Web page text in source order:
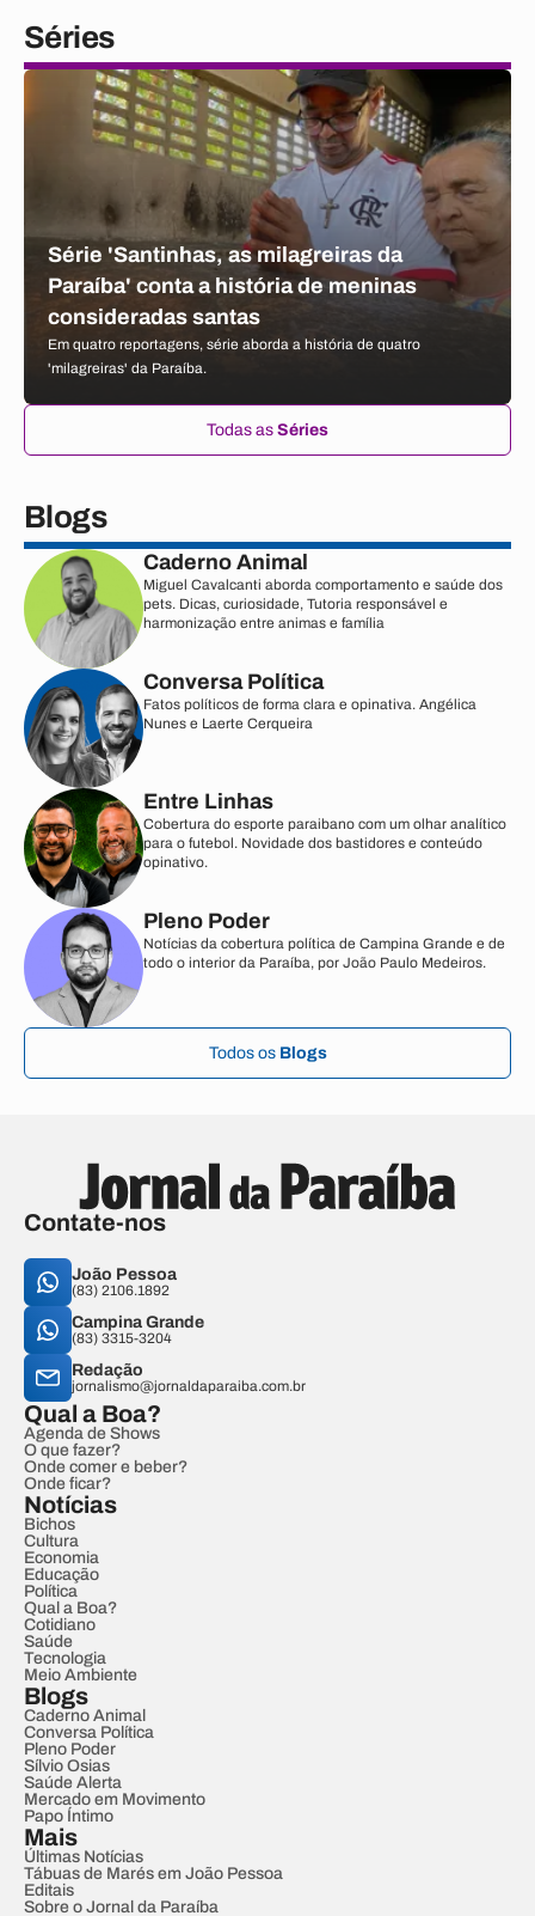
Séries
Série 'Santinhas, as milagreiras da
Paraíba' conta a história de meninas
consideradas santas
Em quatro reportagens, série aborda a história de quatro
'milagreiras' da Paraíba.
Todas as Séries
Blogs
Caderno Animal
Miguel Cavalcanti aborda comportamento e saúde dos
pets. Dicas, curiosidade, Tutoria responsável e
harmonização entre animas e família
Conversa Política
Fatos políticos de forma clara e opinativa. Angélica
Nunes e Laerte Cerqueira
Entre Linhas
Cobertura do esporte paraibano com um olhar analítico
para o futebol. Novidade dos bastidores e conteúdo
opinativo.
Pleno Poder
Notícias da cobertura política de Campina Grande e de
todo o interior da Paraíba, por João Paulo Medeiros.
Todos os Blogs
Contate-nos
João Pessoa
(83) 2106.1892
Campina Grande
(83) 3315-3204
Redação
jornalismo@jornaldaparaiba.com.br
Qual a Boa?
Agenda de Shows
O que fazer?
Onde comer e beber?
Onde ficar?
Notícias
Bichos
Cultura
Economia
Educação
Política
Qual a Boa?
Cotidiano
Saúde
Tecnologia
Meio Ambiente
Blogs
Caderno Animal
Conversa Política
Pleno Poder
Sílvio Osias
Saúde Alerta
Mercado em Movimento
Papo Íntimo
Mais
Últimas Notícias
Tábuas de Marés em João Pessoa
Editais
Sobre o Jornal da Paraíba